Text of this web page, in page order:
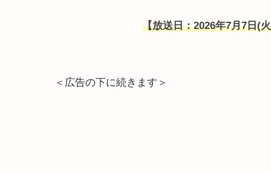
【放送日：2026年7月7日(
＜広告の下に続きます＞